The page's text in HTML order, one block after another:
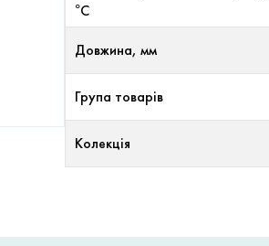
°С
Довжина, мм
Група товарів
Колекція